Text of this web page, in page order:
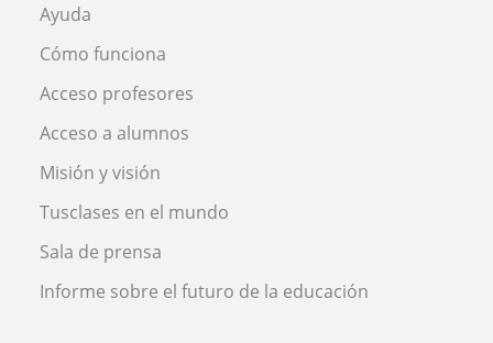
Ayuda
Cómo funciona
Acceso profesores
Acceso a alumnos
Misión y visión
Tusclases en el mundo
Sala de prensa
Informe sobre el futuro de la educación